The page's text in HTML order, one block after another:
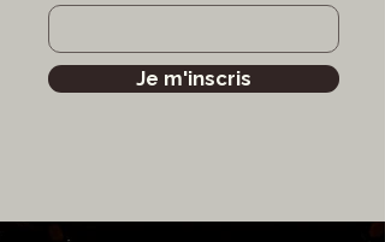
Je m'inscris